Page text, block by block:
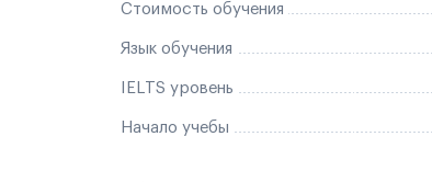
Стоимость обучения
Язык обучения
IELTS уровень
Начало учебы